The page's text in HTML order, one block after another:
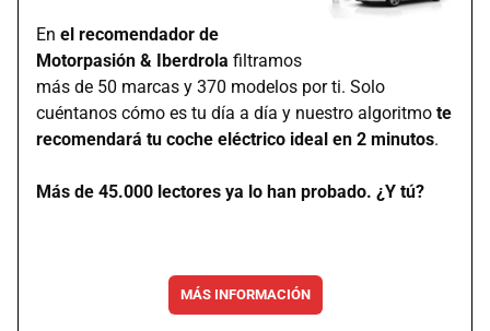
En el recomendador de
Motorpasión & Iberdrola filtramos
más de 50 marcas y 370 modelos por ti. Solo
cuéntanos cómo es tu día a día y nuestro algoritmo te
recomendará tu coche eléctrico ideal en 2 minutos.
Más de 45.000 lectores ya lo han probado. ¿Y tú?
MÁS INFORMACIÓN